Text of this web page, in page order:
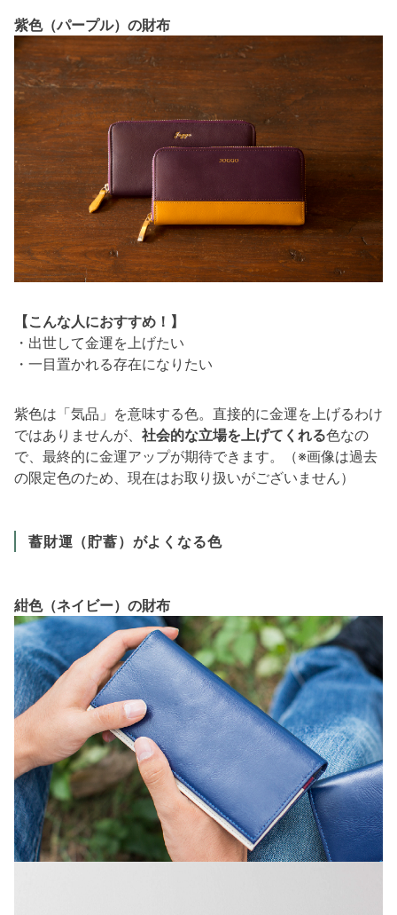
紫色（パープル）の財布
【こんな人におすすめ！】
・出世して金運を上げたい
・一目置かれる存在になりたい
紫色は「気品」を意味する色。直接的に金運を上げるわけ
ではありませんが、 社会的な立場を上げてくれる色なの
で、最終的に金運アップが期待できます。（※画像は過去
の限定色のため、現在はお取り扱いがございません）
蓄財運（貯蓄）がよくなる色
紺色（ネイビー）の財布